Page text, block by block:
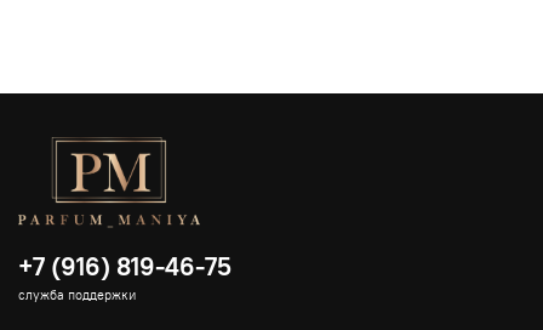
+7 (916) 819-46-75
служба поддержки